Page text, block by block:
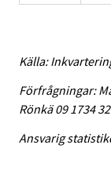
Källa:
Förfrågningar:
Rönkä 09 1734
Ansvarig